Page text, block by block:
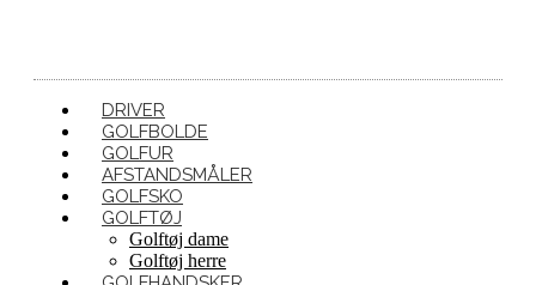
DRIVER
GOLFBOLDE
GOLFUR
AFSTANDSMÅLER
GOLFSKO
GOLFTØJ
Golftøj dame
Golftøj herre